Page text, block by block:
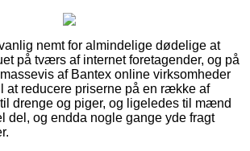
nemt for almindelige dødelige at
på tværs af internet foretagender, og på
af Bantex online virksomheder
at reducere priserne på en række af
drenge og piger, og ligeledes til mænd
del, og endda nogle gange yde fragt